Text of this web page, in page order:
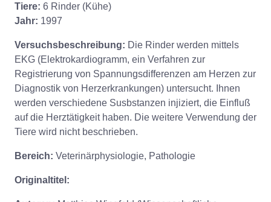
Tiere: 6 Rinder (Kühe)
Jahr: 1997
Versuchsbeschreibung: Die Rinder werden mittels
EKG (Elektrokardiogramm, ein Verfahren zur
Registrierung von Spannungsdifferenzen am Herzen zur
Diagnostik von Herzerkrankungen) untersucht. Ihnen
werden verschiedene Susbstanzen injiziert, die Einfluß
auf die Herztätigkeit haben. Die weitere Verwendung der
Tiere wird nicht beschrieben.
Bereich: Veterinärphysiologie, Pathologie
Originaltitel: